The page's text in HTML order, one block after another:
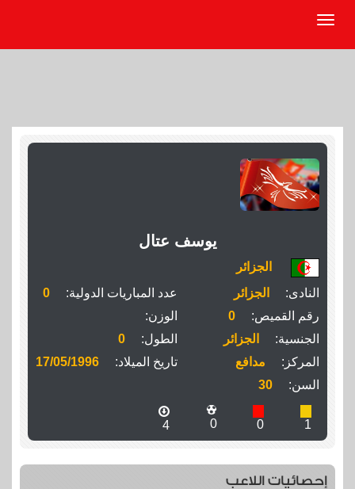
يوسف عتال
الجزائر
النادى:
الجزائر عدد المباريات الدولية:
0
رقم القميص:
0
الوزن:
الجنسية:
الجزائر الطول:
0
المركز:
مدافع تاريخ الميلاد:
17/05/1996
السن:
30
1
0
0
4
إحصائيات اللاعب